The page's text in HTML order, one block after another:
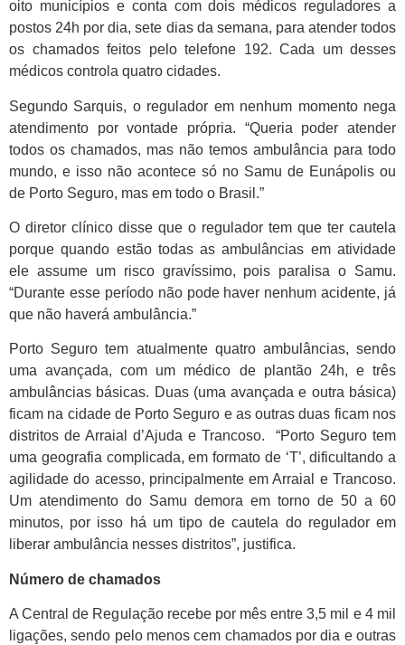
oito municípios e conta com dois médicos reguladores a
postos 24h por dia, sete dias da semana, para atender todos
os chamados feitos pelo telefone 192. Cada um desses
médicos controla quatro cidades.
Segundo Sarquis, o regulador em nenhum momento nega
atendimento por vontade própria. “Queria poder atender
todos os chamados, mas não temos ambulância para todo
mundo, e isso não acontece só no Samu de Eunápolis ou
de Porto Seguro, mas em todo o Brasil.”
O diretor clínico disse que o regulador tem que ter cautela
porque quando estão todas as ambulâncias em atividade
ele assume um risco gravíssimo, pois paralisa o Samu.
“Durante esse período não pode haver nenhum acidente, já
que não haverá ambulância.”
Porto Seguro tem atualmente quatro ambulâncias, sendo
uma avançada, com um médico de plantão 24h, e três
ambulâncias básicas. Duas (uma avançada e outra básica)
ficam na cidade de Porto Seguro e as outras duas ficam nos
distritos de Arraial d’Ajuda e Trancoso. “Porto Seguro tem
uma geografia complicada, em formato de ‘T’, dificultando a
agilidade do acesso, principalmente em Arraial e Trancoso.
Um atendimento do Samu demora em torno de 50 a 60
minutos, por isso há um tipo de cautela do regulador em
liberar ambulância nesses distritos”, justifica.
Número de chamados
A Central de Regulação recebe por mês entre 3,5 mil e 4 mil
ligações, sendo pelo menos cem chamados por dia e outras